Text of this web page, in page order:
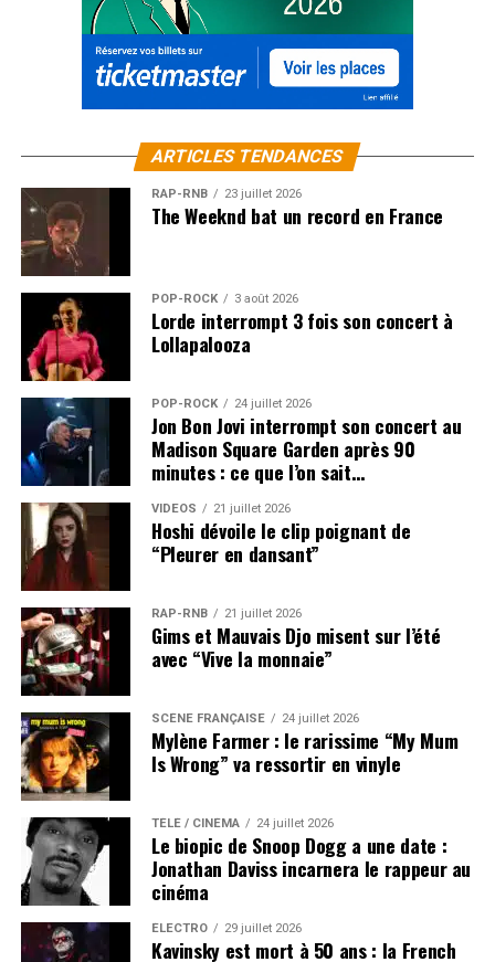
ARTICLES TENDANCES
RAP-RNB 23 juillet 2026
The Weeknd bat un record en France
POP-ROCK 3 août 2026
Lorde interrompt 3 fois son concert à
Lollapalooza
POP-ROCK 24 juillet 2026
Jon Bon Jovi interrompt son concert au
Madison Square Garden après 90
minutes : ce que l’on sait…
VIDEOS 21 juillet 2026
Hoshi dévoile le clip poignant de
“Pleurer en dansant”
RAP-RNB 21 juillet 2026
Gims et Mauvais Djo misent sur l’été
avec “Vive la monnaie”
SCÈNE FRANÇAISE 24 juillet 2026
Mylène Farmer : le rarissime “My Mum
Is Wrong” va ressortir en vinyle
TÉLÉ / CINÉMA 24 juillet 2026
Le biopic de Snoop Dogg a une date :
Jonathan Daviss incarnera le rappeur au
cinéma
ÉLECTRO 29 juillet 2026
Kavinsky est mort à 50 ans : la French